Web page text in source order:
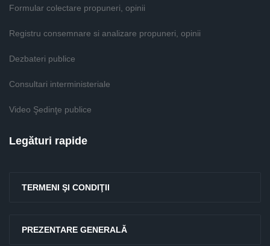
Formular colectare propuneri, opinii
Registru consemnare si analizare propuneri, opinii
Dezbateri publice
Consultari interministeriale
Video Şedinţe publice
Legături rapide
TERMENI ŞI CONDIŢII
PREZENTARE GENERALĂ